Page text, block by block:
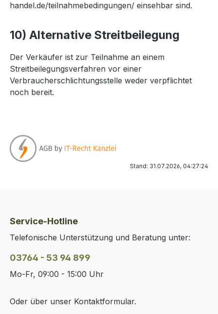
handel.de/teilnahmebedingungen/ einsehbar sind.
10) Alternative Streitbeilegung
Der Verkäufer ist zur Teilnahme an einem
Streitbeilegungsverfahren vor einer
Verbraucherschlichtungsstelle weder verpflichtet
noch bereit.
Stand: 31.07.2026, 04:27:24
Service-Hotline
Telefonische Unterstützung und Beratung unter:
03764 - 53 94 899
Mo-Fr, 09:00 - 15:00 Uhr
Oder über unser Kontaktformular.